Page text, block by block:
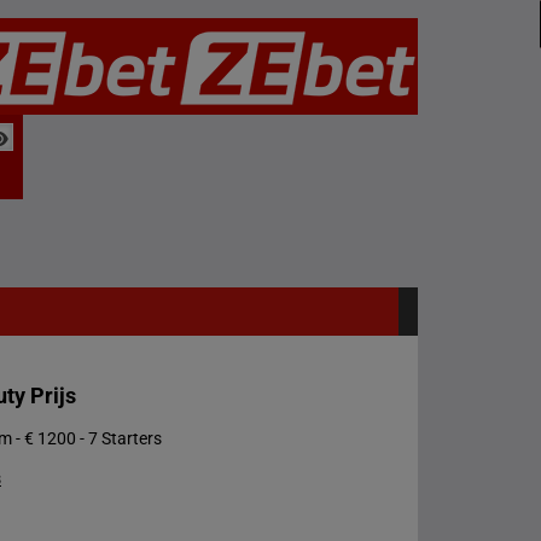
Prijs
- € 1200 - 7 Starters